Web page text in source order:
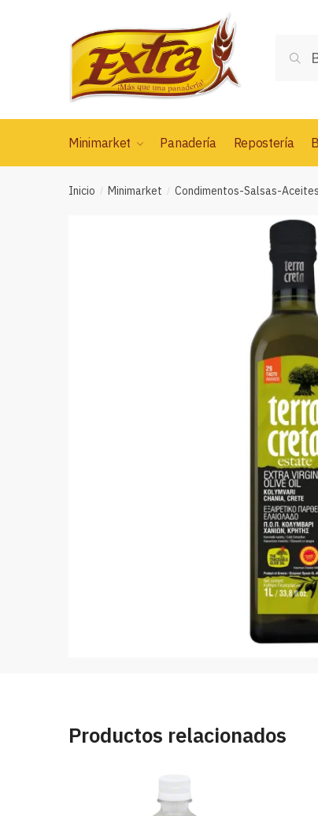
por:
Minimarket Panadería Repostería
Inicio / Minimarket / Condimentos-Salsas-Aceites
Productos relacionados